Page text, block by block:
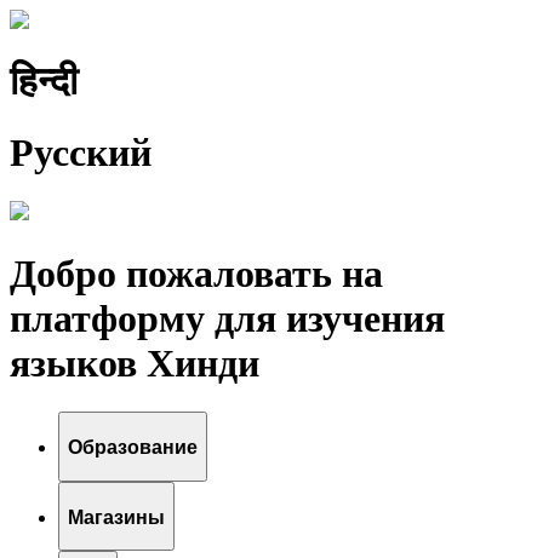
हिन्दी
Pусский
Добро пожаловать на
платформу для изучения
языков Хинди
Образование
Магазины